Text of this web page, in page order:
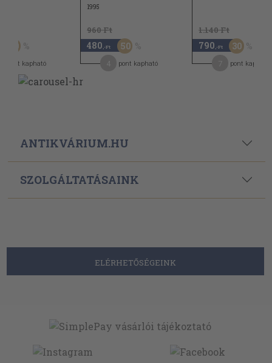
50
pont kapható
1995
960 Ft
480 ,-Ft 50
pont kapható
1.140 Ft
790 ,-Ft 30
pont kapható
ANTIKVÁRIUM.HU
SZOLGÁLTATÁSAINK
ELÉRHETŐSÉGEINK